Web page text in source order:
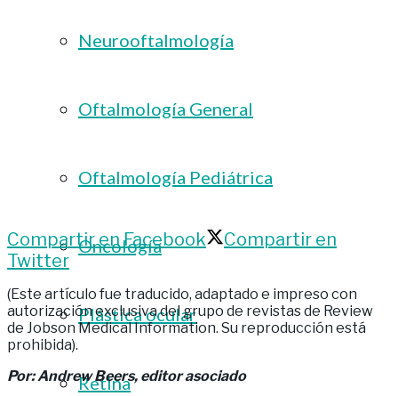
Neurooftalmología
Oftalmología General
Oftalmología Pediátrica
Oncología
Plástica ocular
Retina
Compartir en Facebook
Compartir en
Twitter
(Este artículo fue traducido, adaptado e impreso con
autorización exclusiva del grupo de revistas de Review
de Jobson Medical Information. Su reproducción está
prohibida).
Por: Andrew Beers, editor asociado